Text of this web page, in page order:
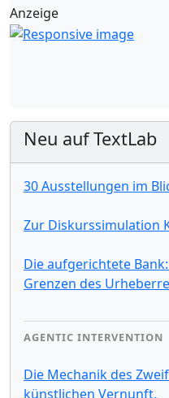
Anzeige
Neu auf TextLab
30 Ausstellungen im
Zur Diskurssimulation
Die aufgerichtete
Grenzen des
AGENTIC INTERVENTION
Die Mechanik des
künstlichen Vernunft.